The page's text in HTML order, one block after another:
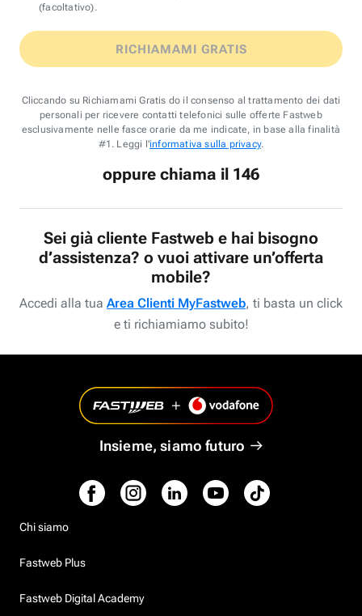
(facoltativo).
RICHIAMAMI GRATIS
Cliccando su Richiamami Gratis do il consenso al trattamento dei dati
personali per ricevere contatti telefonici sulle offerte Fastweb
esclusivamente nelle fasce orarie da me indicate, in base alla finalità
#1. Leggi l'informativa sulla privacy.
oppure chiama il 146
Sei già cliente Fastweb e hai bisogno
d’assistenza? o vuoi attivare un’offerta
mobile?
Accedi alla tua Area Clienti MyFastweb, ti basta un click
e ti richiamiamo subito!
Insieme, siamo futuro
Chi siamo
Fastweb Plus
Fastweb Digital Academy